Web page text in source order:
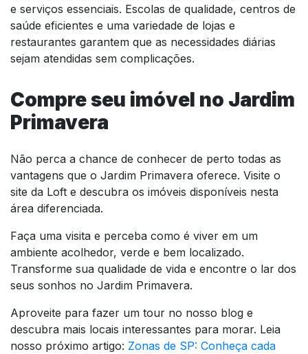
e serviços essenciais. Escolas de qualidade, centros de
saúde eficientes e uma variedade de lojas e
restaurantes garantem que as necessidades diárias
sejam atendidas sem complicações.
Compre seu imóvel no Jardim
Primavera
Não perca a chance de conhecer de perto todas as
vantagens que o Jardim Primavera oferece. Visite o
site da Loft e descubra os imóveis disponíveis nesta
área diferenciada.
Faça uma visita e perceba como é viver em um
ambiente acolhedor, verde e bem localizado.
Transforme sua qualidade de vida e encontre o lar dos
seus sonhos no Jardim Primavera.
Aproveite para fazer um tour no nosso blog e
descubra mais locais interessantes para morar. Leia
nosso próximo artigo: Zonas de SP: Conheça cada